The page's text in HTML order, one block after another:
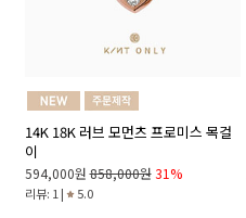
14K 18K 러브 모먼츠 프로미스 목걸
이
594,000원 858,000원 31%
리뷰: 1 | 5.0